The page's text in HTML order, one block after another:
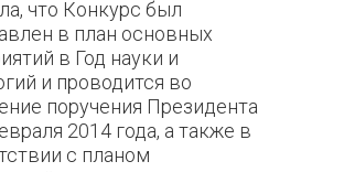
что Конкурс был
в план основных
в Год науки и
и проводится во
поручения Президента
2014 года, а также в
с планом